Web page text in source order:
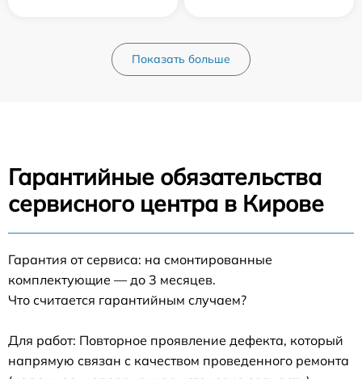
Показать больше
Гарантийные обязательства
сервисного центра в Кирове
Гарантия от сервиса: на смонтированные
комплектующие — до 3 месяцев.
Что считается гарантийным случаем?
Для работ: Повторное проявление дефекта, который
напрямую связан с качеством проведенного ремонта